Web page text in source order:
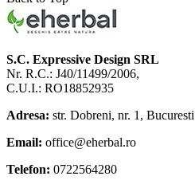
S.C. Expressive Design SRL
Nr. R.C.: J40/11499/2006,
C.U.I.: RO18852935
Adresa: str. Dobreni, nr. 1, Bucuresti
Email: office@eherbal.ro
Telefon: 0722564280